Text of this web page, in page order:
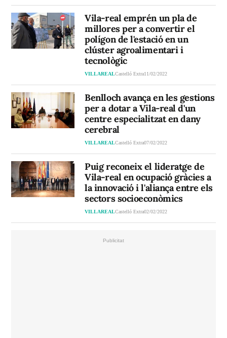
Vila-real emprén un pla de
millores per a convertir el
polígon de l'estació en un
clúster agroalimentari i
tecnològic
VILLAREALCastelló Extra11/02/2022
Benlloch avança en les gestions
per a dotar a Vila-real d'un
centre especialitzat en dany
cerebral
VILLAREALCastelló Extra07/02/2022
Puig reconeix el lideratge de
Vila-real en ocupació gràcies a
la innovació i l'aliança entre els
sectors socioeconòmics
VILLAREALCastelló Extra02/02/2022